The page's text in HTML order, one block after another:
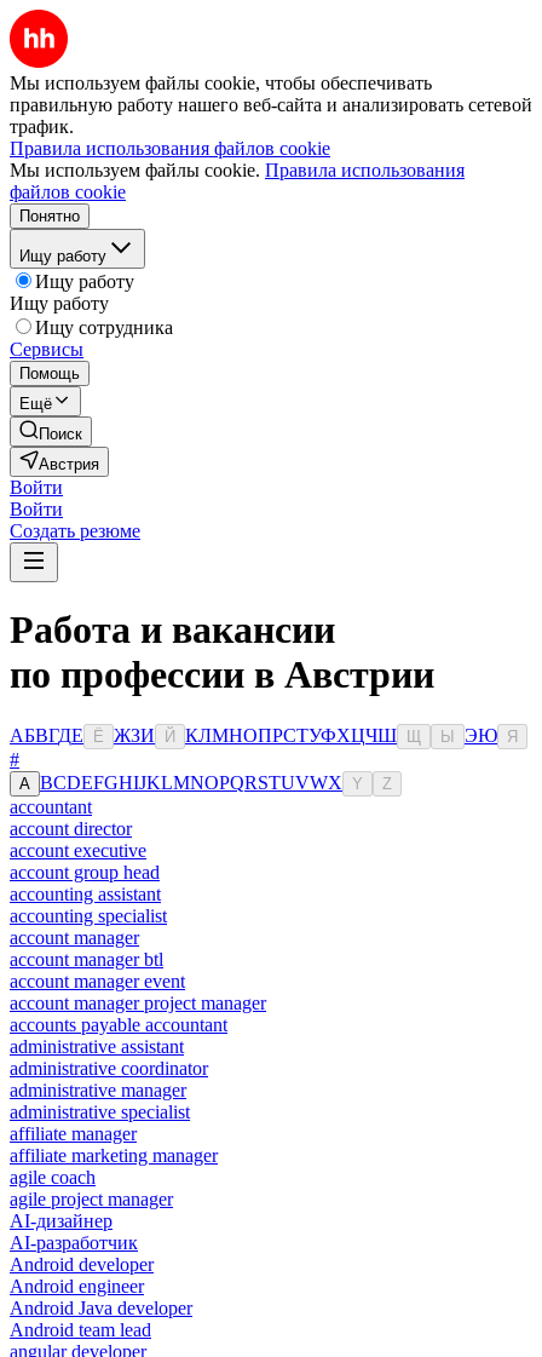
Мы используем файлы cookie, чтобы обеспечивать
правильную работу нашего веб-сайта и анализировать сетевой
трафик.
Правила использования файлов cookie
Мы используем файлы cookie. Правила использования
файлов cookie
Понятно
Ищу работу
Ищу работу
Ищу работу
Ищу сотрудника
Сервисы
Помощь
Ещё
Поиск
Австрия
Войти
Войти
Создать резюме
Работа и вакансии
по профессии в Австрии
АБВГДЕ Ё ЖЗИ Й КЛМНОПРСТУФХЦЧШ Ы ЭЮ Я
#
A BCDEFGHIJKLMNOPQRSTUVWX Y Z
accountant
account director
account executive
account group head
accounting assistant
accounting specialist
account manager
account manager btl
account manager event
account manager project manager
accounts payable accountant
administrative assistant
administrative coordinator
administrative manager
administrative specialist
affiliate manager
affiliate marketing manager
agile coach
agile project manager
AI-дизайнер
AI-разработчик
Android developer
Android engineer
Android Java developer
Android team lead
angular developer